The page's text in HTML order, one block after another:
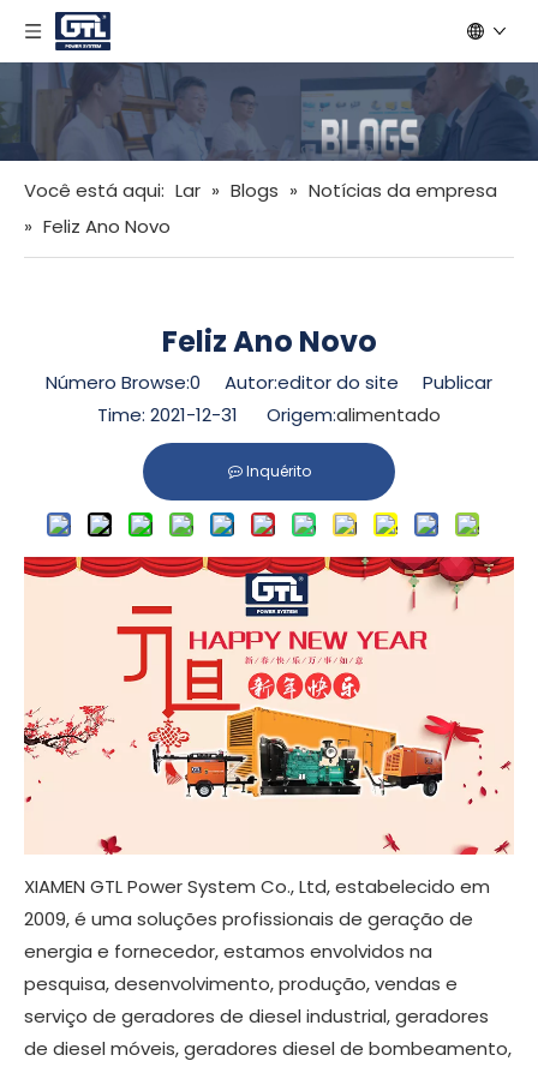
Você está aqui: Lar » Blogs » Notícias da empresa
» Feliz Ano Novo
Feliz Ano Novo
Número Browse:0 Autor:editor do site Publicar
Time: 2021-12-31 Origem:alimentado
Inquérito
XIAMEN GTL Power System Co., Ltd, estabelecido em
2009, é uma soluções profissionais de geração de
energia e fornecedor, estamos envolvidos na
pesquisa, desenvolvimento, produção, vendas e
serviço de geradores de diesel industrial, geradores
de diesel móveis, geradores diesel de bombeamento,